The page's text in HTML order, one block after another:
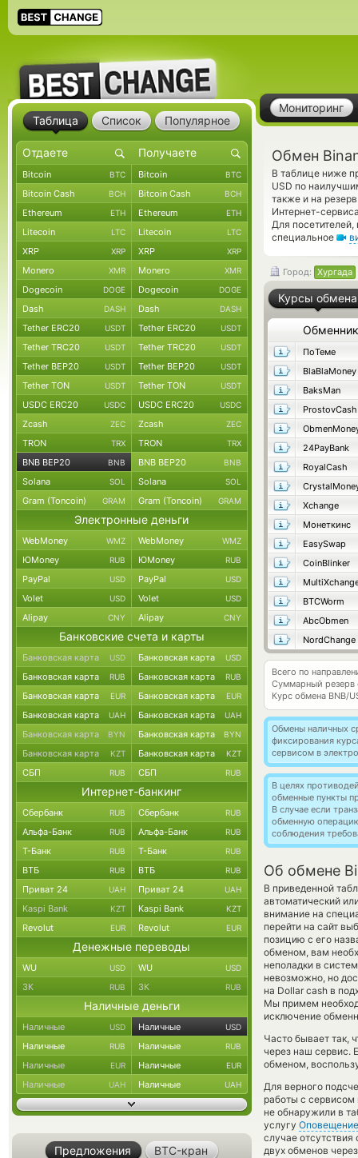
Мониторинг
Обмен
В таблице ниже
USD по
также и на
Интернет-
Для
специальное
Город: Хургада
Курсы обмена
Обменник
ПоТеме
BlaBlaMoney
BaksMan
ProstovCash
24PayBank
RoyalCash
Xchange
Монеткинс
EasySwap
CoinBlinker
BTCWorm
AbcObmen
NordChange
Всего по
Суммарный резерв
Курс обмена BNB/
Обмены наличных
фиксирования
сервисом в
В целях
обменные пункты
В случае если
обменную
соблюдения
Об обмене
В приведенной
автоматический
внимание на
перейти на сайт
позицию с его
обменом, вам
неполадки в
невозможно, но
на Dollar cash в
Мы примем
исключение
Часто бывает так,
через наш сервис.
обменом,
Для верного
работы с
не обнаружили в
услугу Оповещение
случае
двух обменов
Таблица Список Популярное
Bitcoin BTC Bitcoin BTC
Bitcoin Cash BCH Bitcoin Cash BCH
Ethereum ETH Ethereum ETH
Litecoin LTC Litecoin LTC
XRP XRP XRP XRP
Monero XMR Monero XMR
Dogecoin DOGE Dogecoin DOGE
Dash DASH Dash DASH
Tether ERC20 USDT Tether ERC20 USDT
Tether TRC20 USDT Tether TRC20 USDT
Tether BEP20 USDT Tether BEP20 USDT
Tether TON USDT Tether TON USDT
USDC ERC20 USDC USDC ERC20 USDC
Zcash ZEC Zcash ZEC
TRON TRX TRON TRX
BNB BEP20 BNB BNB BEP20 BNB
Solana SOL Solana SOL
Gram (Toncoin) GRAM Gram (Toncoin) GRAM
Электронные деньги
WebMoney WMZ WebMoney WMZ
ЮMoney RUB ЮMoney RUB
PayPal USD PayPal USD
Volet USD Volet USD
Alipay CNY Alipay CNY
Банковские счета и карты
Банковская карта USD Банковская карта USD
Банковская карта RUB Банковская карта RUB
Банковская карта EUR Банковская карта EUR
Банковская карта UAH Банковская карта UAH
Банковская карта BYN Банковская карта BYN
Банковская карта KZT Банковская карта KZT
СБП RUB СБП RUB
Интернет-банкинг
Сбербанк RUB Сбербанк RUB
Альфа-Банк RUB Альфа-Банк RUB
Т-Банк RUB Т-Банк RUB
ВТБ RUB ВТБ RUB
Приват 24 UAH Приват 24 UAH
Kaspi Bank KZT Kaspi Bank KZT
Revolut EUR Revolut EUR
Денежные переводы
WU USD WU USD
ЗК RUB ЗК RUB
Наличные деньги
Наличные USD Наличные USD
Наличные RUB Наличные RUB
Наличные EUR Наличные EUR
Наличные UAH Наличные UAH
Предложения BTC-кран